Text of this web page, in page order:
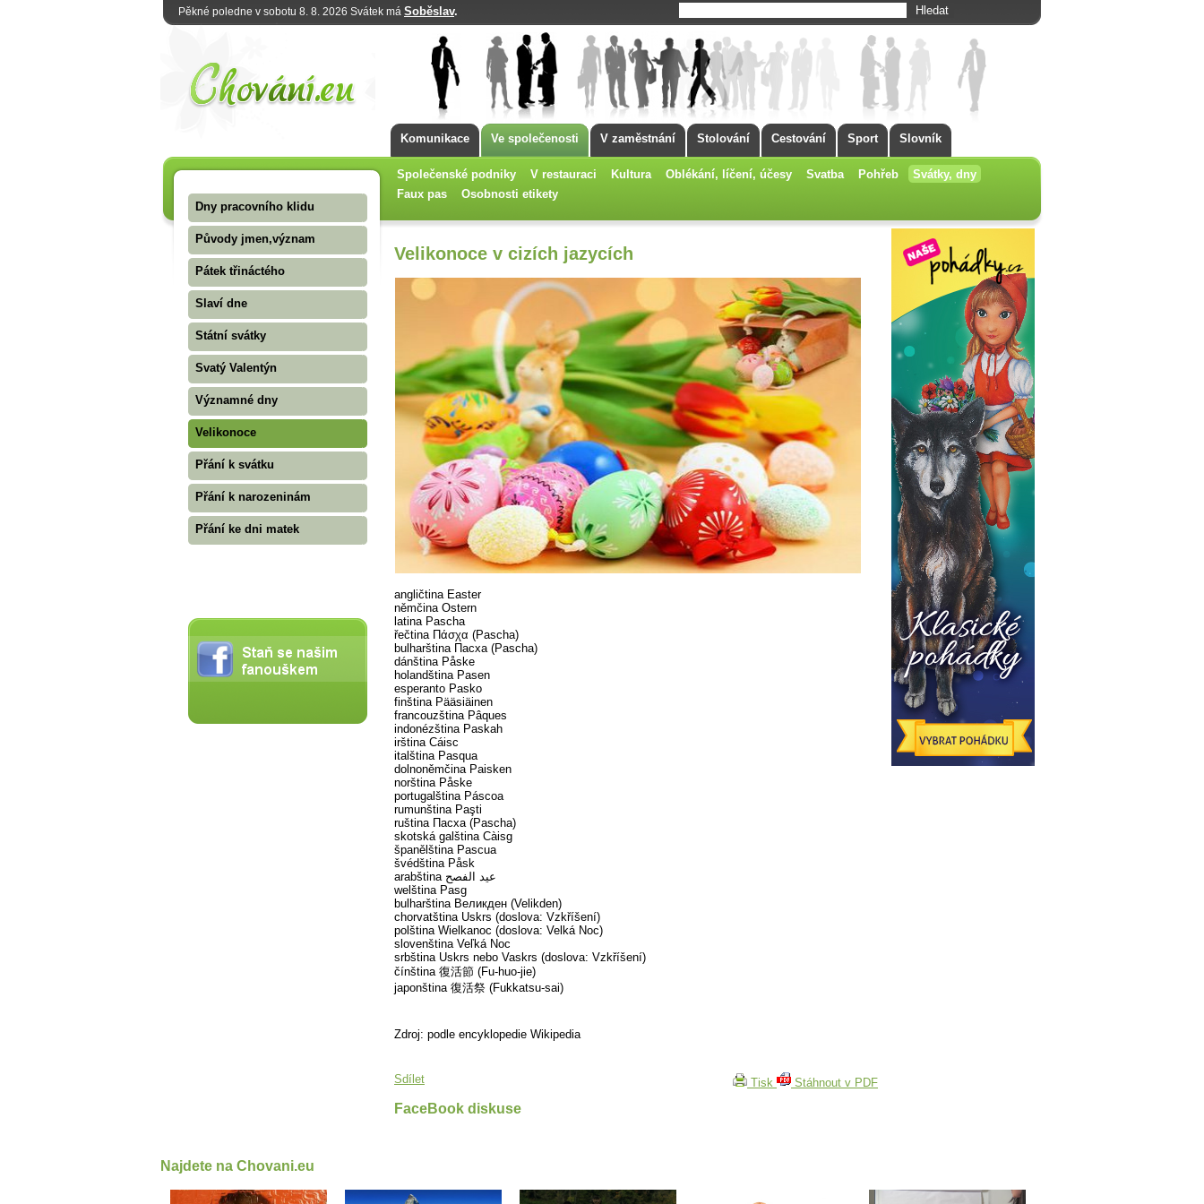
Pěkné poledne v sobotu 8. 8. 2026 Svátek má Soběslav.
Komunikace Ve společenosti V zaměstnání Stolování Cestování Sport Slovník
Společenské podniky V restauraci Kultura Oblékání, líčení, účesy Svatba Pohřeb
Svátky, dny
Faux pas
Osobnosti etikety
Dny pracovního klidu
Původy jmen,význam
Pátek třináctého
Slaví dne
Státní svátky
Svatý Valentýn
Významné dny
Velikonoce
Přání k svátku
Přání k narozeninám
Přání ke dni matek
Velikonoce v cizích jazycích
angličtina Easter
němčina Ostern
latina Pascha
řečtina Πάσχα (Pascha)
bulharština Пасха (Pascha)
dánština Påske
holandština Pasen
esperanto Pasko
finština Pääsiäinen
francouzština Pâques
indonézština Paskah
irština Cáisc
italština Pasqua
dolnoněmčina Paisken
norština Påske
portugalština Páscoa
rumunština Paşti
ruština Пасха (Pascha)
skotská galština Càisg
španělština Pascua
švédština Påsk
arabština عيد الفصح
welština Pasg
bulharština Великден (Velikden)
chorvatština Uskrs (doslova: Vzkříšení)
polština Wielkanoc (doslova: Velká Noc)
slovenština Veľká Noc
srbština Uskrs nebo Vaskrs (doslova: Vzkříšení)
čínština 復活節 (Fu-huo-jie)
japonština 復活祭 (Fukkatsu-sai)
Zdroj: podle encyklopedie Wikipedia
Sdílet Tisk Stáhnout v PDF
FaceBook diskuse
Najdete na Chovani.eu